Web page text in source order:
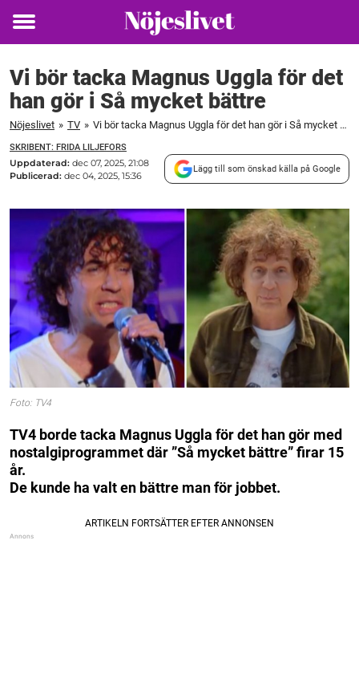
Toggle
Vi bör tacka Magnus Uggla för det
han gör i Så mycket bättre
Nöjeslivet » TV » Vi bör tacka Magnus Uggla för det han gör i Så mycket bättre
SKRIBENT: FRIDA LILJEFORS
Uppdaterad: dec 07, 2025, 21:08
Publicerad: dec 04, 2025, 15:36
Lägg till som önskad källa på Google
Foto: TV4
TV4 borde tacka Magnus Uggla för det han gör med
nostalgiprogrammet där ”Så mycket bättre” firar 15
år.
De kunde ha valt en bättre man för jobbet.